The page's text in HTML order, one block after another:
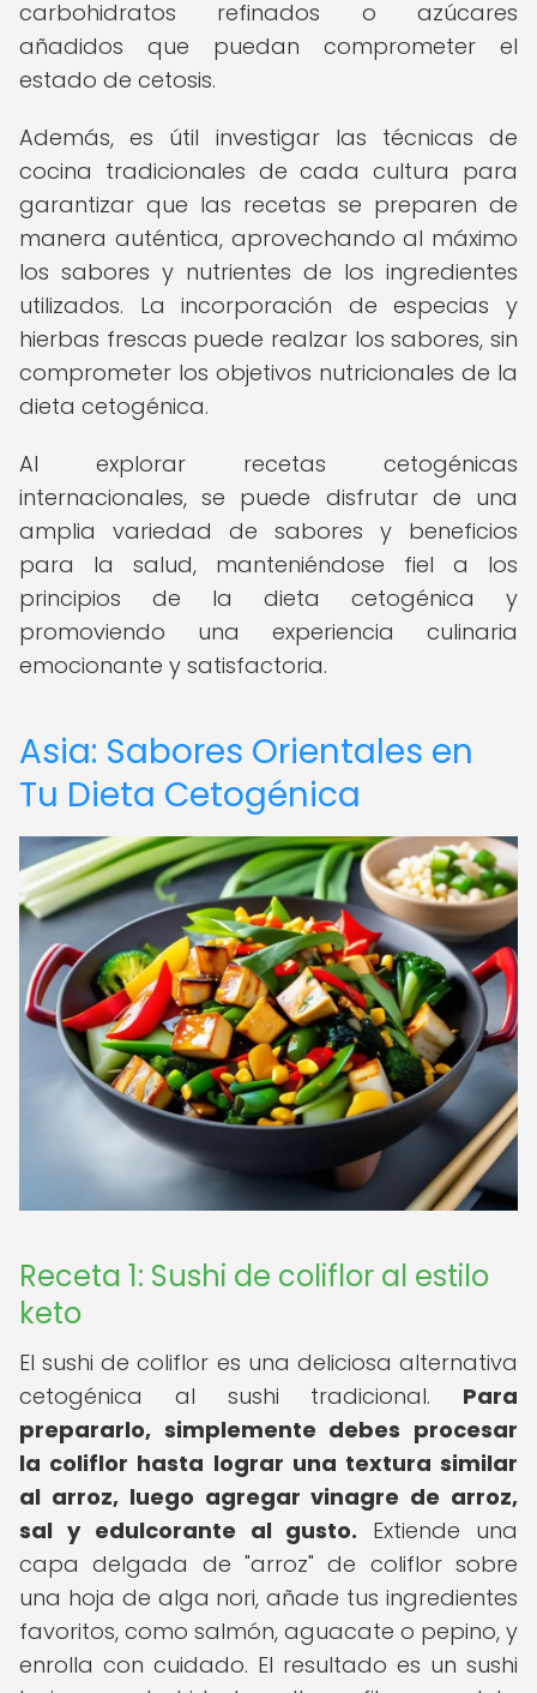
carbohidratos refinados o azúcares
añadidos que puedan comprometer el
estado de cetosis.
Además, es útil investigar las técnicas de
cocina tradicionales de cada cultura para
garantizar que las recetas se preparen de
manera auténtica, aprovechando al máximo
los sabores y nutrientes de los ingredientes
utilizados. La incorporación de especias y
hierbas frescas puede realzar los sabores, sin
comprometer los objetivos nutricionales de la
dieta cetogénica.
Al explorar recetas cetogénicas
internacionales, se puede disfrutar de una
amplia variedad de sabores y beneficios
para la salud, manteniéndose fiel a los
principios de la dieta cetogénica y
promoviendo una experiencia culinaria
emocionante y satisfactoria.
Asia: Sabores Orientales en
Tu Dieta Cetogénica
Receta 1: Sushi de coliflor al estilo
keto
El sushi de coliflor es una deliciosa alternativa
cetogénica al sushi tradicional. Para
prepararlo, simplemente debes procesar
la coliflor hasta lograr una textura similar
al arroz, luego agregar vinagre de arroz,
sal y edulcorante al gusto. Extiende una
capa delgada de "arroz" de coliflor sobre
una hoja de alga nori, añade tus ingredientes
favoritos, como salmón, aguacate o pepino, y
enrolla con cuidado. El resultado es un sushi